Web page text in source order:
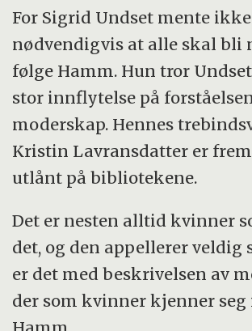
For Sigrid Undset mente ikke
nødvendigvis at alle skal bli
følge Hamm. Hun tror
stor innflytelse på
moderskap. Hennes
Kristin Lavransdatter er
utlånt på bibliotekene.
Det er nesten alltid kvinner
det, og den appellerer veldig
er det med beskrivelsen av
der som kvinner kjenner seg